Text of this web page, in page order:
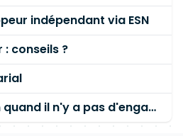
indépendant via ESN
conseils ?
Quitter une mission quand il n'y a pas d'engagement de la part du client